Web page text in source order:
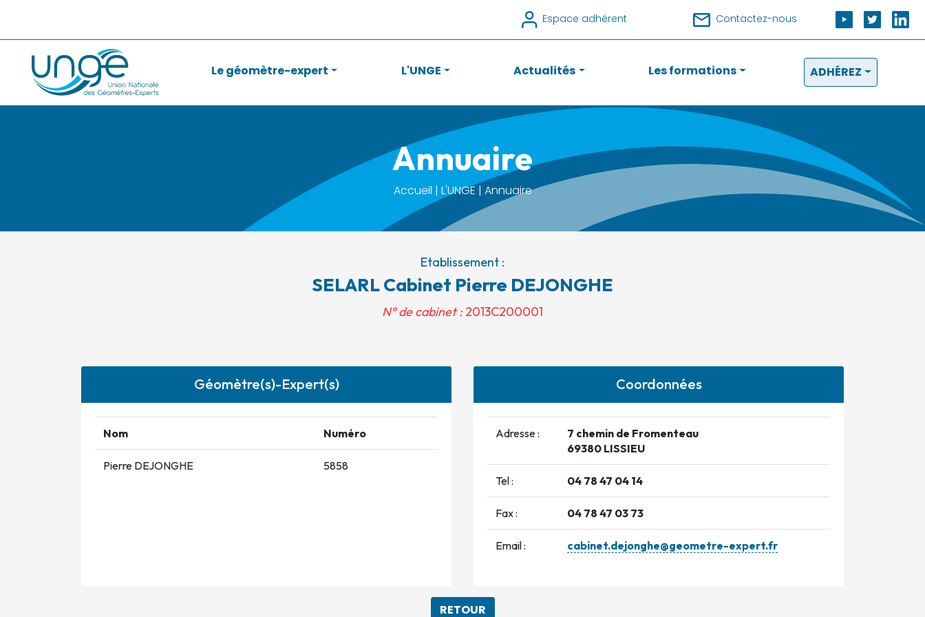
Espace adhérent Contactez-nous
Le géomètre-expert L'UNGE Actualités Les formations ADHÉREZ
Annuaire
Accueil | L'UNGE | Annuaire
Etablissement :
SELARL Cabinet Pierre DEJONGHE
N° de cabinet :2013C200001
Géomètre(s)-Expert(s)
Nom Numéro
Pierre DEJONGHE 5858
Coordonnées
Adresse :
7 chemin de Fromenteau
69380 LISSIEU
Tel : 04 78 47 04 14
Fax : 04 78 47 03 73
Email : cabinet.dejonghe@geometre-expert.fr
RETOUR